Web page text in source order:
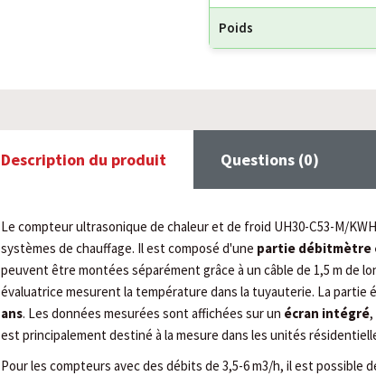
Poids
Description du produit Questions (0)
Le compteur ultrasonique de chaleur et de froid UH30-C53-M/
systèmes de chauffage. Il est composé d'une partie débitmètre
peuvent être montées séparément grâce à un câble de 1,5 m de
évaluatrice mesurent la température dans la tuyauterie. La partie
ans. Les données mesurées sont affichées sur un écran intégré,
est principalement destiné à la mesure dans les unités
Pour les compteurs avec des débits de 3,5-6 m3/h, il est possible